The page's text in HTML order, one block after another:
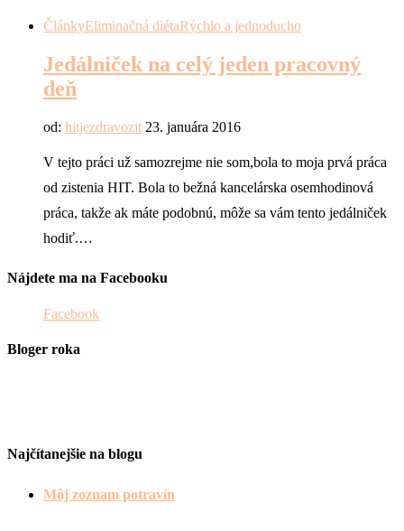
ČlánkyEliminačná diétaRýchlo a jednoducho
Jedálniček na celý jeden pracovný
deň
od: hitjezdravozit 23. januára 2016
V tejto práci už samozrejme nie som,bola to moja prvá práca
od zistenia HIT. Bola to bežná kancelárska osemhodinová
práca, takže ak máte podobnú, môže sa vám tento jedálniček
hodiť.…
Nájdete ma na Facebooku
Facebook
Bloger roka
Najčítanejšie na blogu
Môj zoznam potravín